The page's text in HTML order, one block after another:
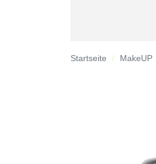
Startseite MakeUP